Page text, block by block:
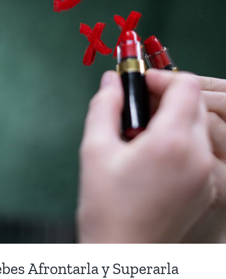
Afrontarla y Superarla